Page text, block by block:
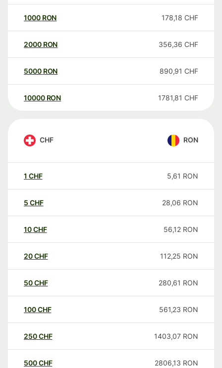
1000 RON 178,18 CHF
2000 RON 356,36 CHF
5000 RON 890,91 CHF
10000 RON 1781,81 CHF
CHF RON
1 CHF 5,61 RON
5 CHF 28,06 RON
10CHF 56,12 RON
20CHF 112,25 RON
50CHF 280,61 RON
100CHF 561,23 RON
250CHF 1403,07 RON
500CHF 2806,13 RON